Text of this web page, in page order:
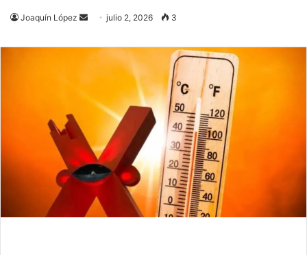
Joaquín López
Send
email
julio 2, 2026 3